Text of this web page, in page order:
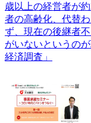
歳以上の経営者が
者の高齢化、代替
ず、現在の後継者
がいないというの
経済調査」